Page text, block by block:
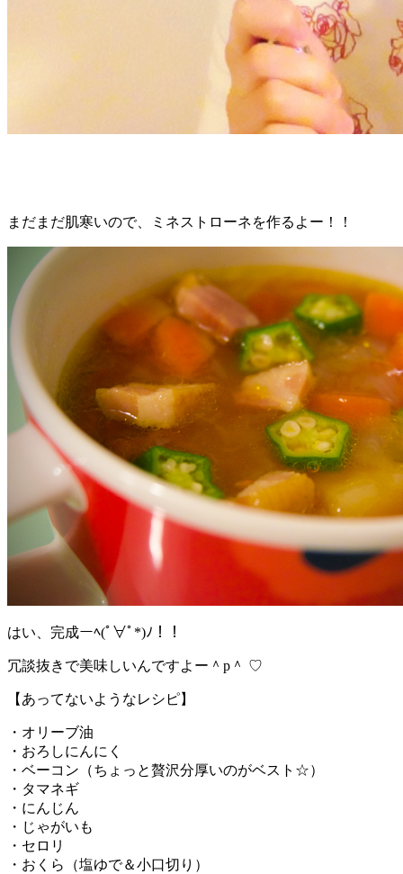
まだまだ肌寒いので、ミネストローネを作るよー！！
はい、完成ーﾍ(ﾟ∀ﾟ*)ﾉ！！
冗談抜きで美味しいんですよー＾p＾ ♡
【あってないようなレシピ】
・オリーブ油
・おろしにんにく
・ベーコン（ちょっと贅沢分厚いのがベスト☆）
・タマネギ
・にんじん
・じゃがいも
・セロリ
・おくら（塩ゆで＆小口切り）